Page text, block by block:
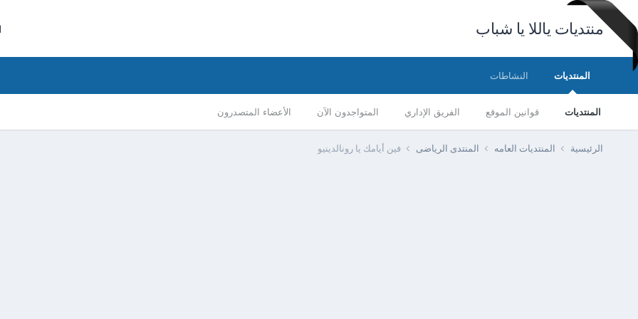
منتديات ياللا يا شباب
المنتديات
المنتديات قوانين الموقع الفريق الإداري المتواجدون الآن الأعضاء المتصدرون
النشاطات
الرئيسية المنتديات العامه المنتدى الرياضى فين أيامك يا رونالدينيو